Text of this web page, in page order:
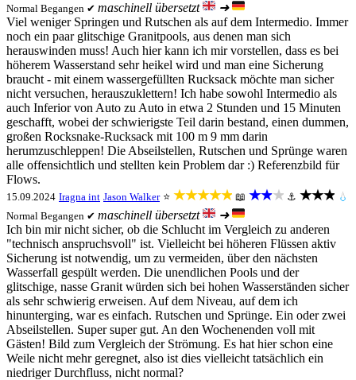
Normal Begangen ✔ maschinell übersetzt
➜
Viel weniger Springen und Rutschen als auf dem Intermedio. Immer
noch ein paar glitschige Granitpools, aus denen man sich
herauswinden muss! Auch hier kann ich mir vorstellen, dass es bei
höherem Wasserstand sehr heikel wird und man eine Sicherung
braucht - mit einem wassergefüllten Rucksack möchte man sicher
nicht versuchen, herauszuklettern! Ich habe sowohl Intermedio als
auch Inferior von Auto zu Auto in etwa 2 Stunden und 15 Minuten
geschafft, wobei der schwierigste Teil darin bestand, einen dummen,
großen Rocksnake-Rucksack mit 100 m 9 mm darin
herumzuschleppen! Die Abseilstellen, Rutschen und Sprünge waren
alle offensichtlich und stellten kein Problem dar :) Referenzbild für
Flows.
15.09.2024 Iragna int Jason Walker ⭐ ★★★★★ 📖 ★★★ ⚓ ★★★ 💧
Normal Begangen ✔ maschinell übersetzt
➜
Ich bin mir nicht sicher, ob die Schlucht im Vergleich zu anderen
"technisch anspruchsvoll" ist. Vielleicht bei höheren Flüssen aktiv
Sicherung ist notwendig, um zu vermeiden, über den nächsten
Wasserfall gespült werden. Die unendlichen Pools und der
glitschige, nasse Granit würden sich bei hohen Wasserständen sicher
als sehr schwierig erweisen. Auf dem Niveau, auf dem ich
hinunterging, war es einfach. Rutschen und Sprünge. Ein oder zwei
Abseilstellen. Super super gut. An den Wochenenden voll mit
Gästen! Bild zum Vergleich der Strömung. Es hat hier schon eine
Weile nicht mehr geregnet, also ist dies vielleicht tatsächlich ein
niedriger Durchfluss, nicht normal?